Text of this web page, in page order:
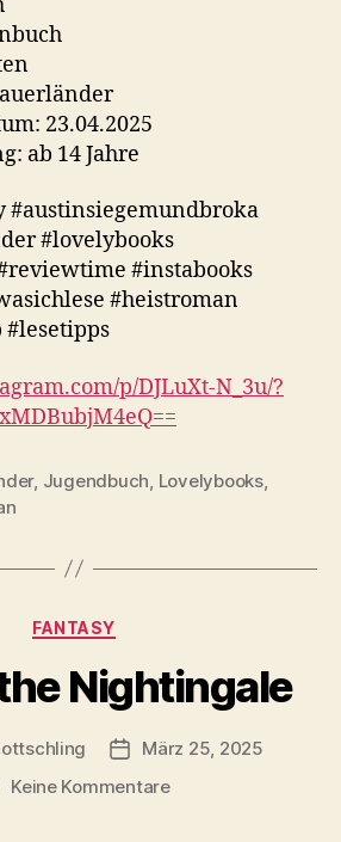
23.04.2025
ab 14 Jahre
#lovelybooks
#instabooks
#heistroman
#lesetipps
p/DJLuXt-N_3u/?
, Jugendbuch Lovelybooks,
Kategorien
FANTASY
Nightingale
Veröffentlichungsdatum
März 25, 2025
Keine Kommentarezu